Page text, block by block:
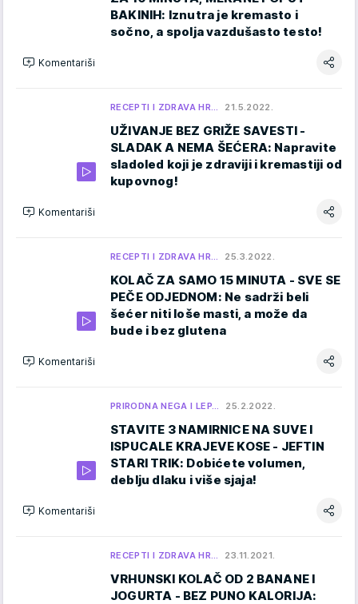
BAKINIH: Iznutra je kremasto i
sočno, a spolja vazdušasto testo!
Komentariši
RECEPTI I ZDRAVA HR… 21.5.2022.
UŽIVANJE BEZ GRIŽE SAVESTI -
SLADAK A NEMA ŠEĆERA: Napravite
sladoled koji je zdraviji i kremastiji od
kupovnog!
Komentariši
RECEPTI I ZDRAVA HR… 25.3.2022.
KOLAČ ZA SAMO 15 MINUTA - SVE SE
PEČE ODJEDNOM: Ne sadrži beli
šećer niti loše masti, a može da
bude i bez glutena
Komentariši
PRIRODNA NEGA I LEP… 25.2.2022.
STAVITE 3 NAMIRNICE NA SUVE I
ISPUCALE KRAJEVE KOSE - JEFTIN
STARI TRIK: Dobićete volumen,
deblju dlaku i više sjaja!
Komentariši
RECEPTI I ZDRAVA HR… 23.11.2021.
VRHUNSKI KOLAČ OD 2 BANANE I
JOGURTA - BEZ PUNO KALORIJA: